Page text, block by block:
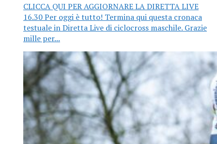
CLICCA QUI PER AGGIORNARE LA DIRETTA LIVE
16.30 Per oggi è tutto! Termina qui questa cronaca
testuale in Diretta Live di ciclocross maschile. Grazie
mille per...